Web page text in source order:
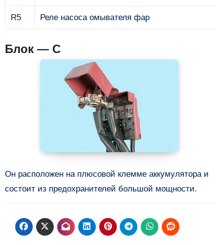
R5 Реле насоса омывателя фар
Блок — C
Он расположен на плюсовой клемме аккумулятора и
состоит из предохранителей большой мощности.